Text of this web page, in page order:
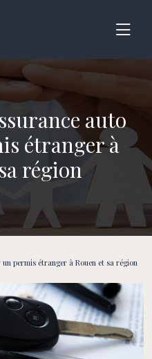
auto
étranger à
région
permis étranger à Rouen et sa région